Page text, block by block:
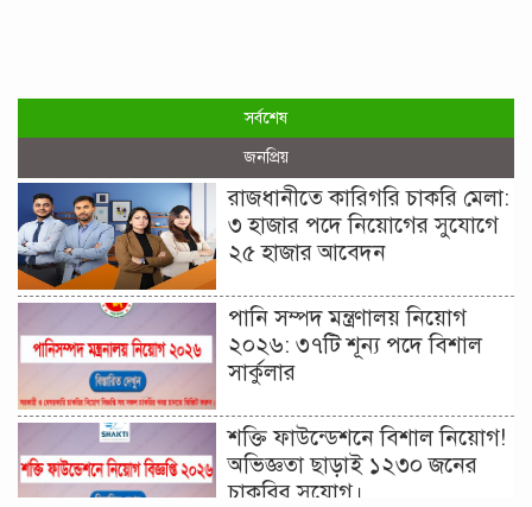
সর্বশেষ
জনপ্রিয়
রাজধানীতে কারিগরি চাকরি মেলা:
৩ হাজার পদে নিয়োগের সুযোগে
২৫ হাজার আবেদন
পানি সম্পদ মন্ত্রণালয় নিয়োগ
২০২৬: ৩৭টি শূন্য পদে বিশাল
সার্কুলার
শক্তি ফাউন্ডেশনে বিশাল নিয়োগ!
অভিজ্ঞতা ছাড়াই ১২৩০ জনের
চাকরির সুযোগ।